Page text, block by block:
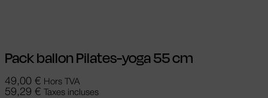
Pack ballon Pilates-yoga 55 cm
49,00 € Hors TVA
59,29 € Taxes incluses